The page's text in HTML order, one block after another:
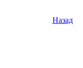
Назад